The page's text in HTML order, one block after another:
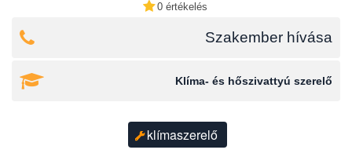
0 értékelés
Szakember hívása
Klíma- és hőszivattyú szerelő
klímaszerelő